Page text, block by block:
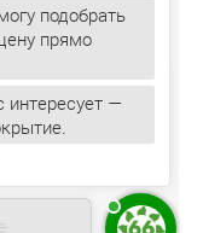
подобрать
прямо
интересует —